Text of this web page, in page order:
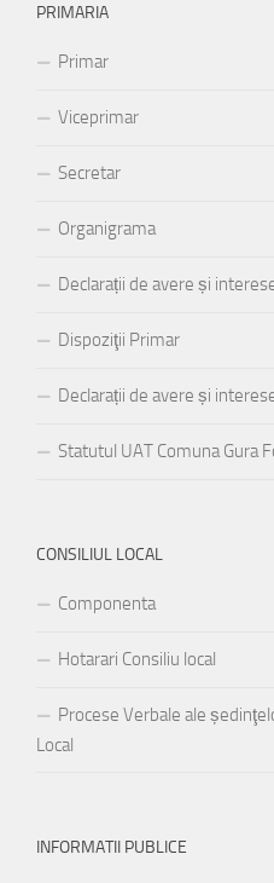
PRIMARIA
Primar
Viceprimar
Secretar
Organigrama
Declarații de avere și
Dispoziţii Primar
Declarații de avere și
Statutul UAT Comuna Gura
CONSILIUL LOCAL
Componenta
Hotarari Consiliu local
Procese Verbale ale
Local
INFORMATII PUBLICE